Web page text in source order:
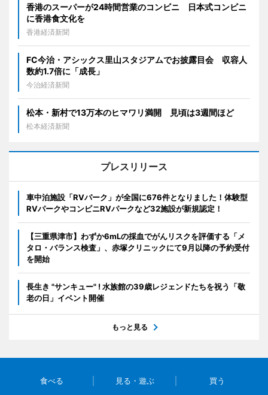
香港のスーパーが24時間営業のコンビニ 日本式コンビニ
に香港食文化を
香港経済新聞
FC今治・アシックス里山スタジアムでお披露目会 収容人
数約1.7倍に「成長」
今治経済新聞
松本・新村で13万本のヒマワリ満開 見頃は3週間ほど
松本経済新聞
プレスリリース
車中泊施設「RVパーク」が全国に676件となりました！体験型
RVパークやコンビニRVパークなど32施設が新規認定！
【三重県津市】わずか6mLの採血でがんリスクを評価する「メ
タロ・バランス検査」、赤塚クリニックにて9月以降の予約受付
を開始
長生き "サンキュー" ! 水族館の39歳レジェンドたちを祝う「敬
老の日」イベント開催
もっと見る
食べる 見る・遊ぶ 買う